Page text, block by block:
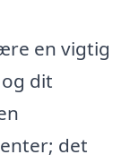
en vigtig
dit
det